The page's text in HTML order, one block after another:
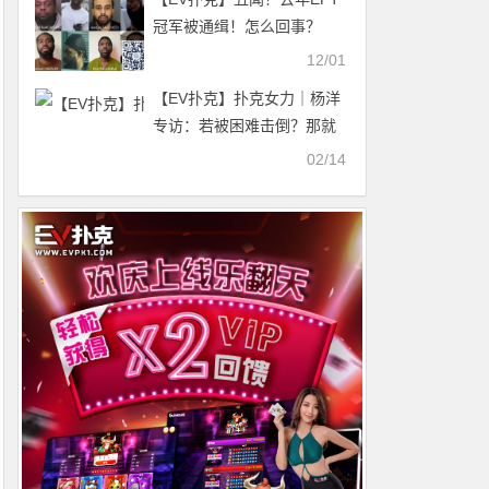
冠军被通缉！怎么回事？
12/01
【EV扑克】扑克女力｜杨洋
专访：若被困难击倒？那就
02/14